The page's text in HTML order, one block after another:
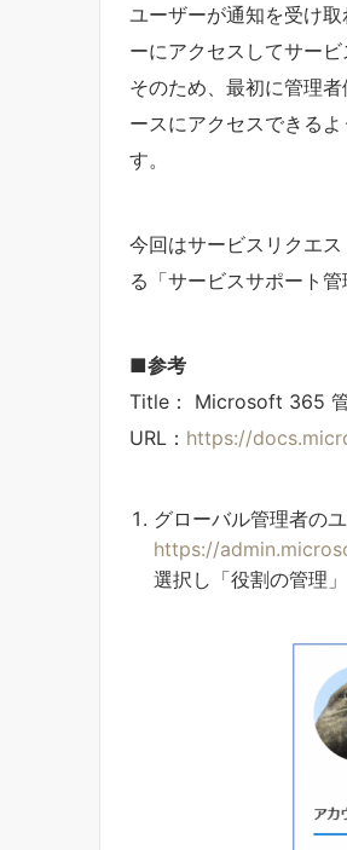
ユーザーが通知を受け
ーにアクセスしてサー
そのため、最初に管理
ースにアクセスできる
す。
今回はサービスリクエ
る「サービスサポート
■参考
Title： Microsoft 365 管
URL： https://
グローバル管理者の
https://
選択し「役割の管理」